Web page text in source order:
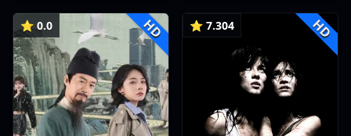
⭐ 0.0 HD ⭐ 7.304 HD